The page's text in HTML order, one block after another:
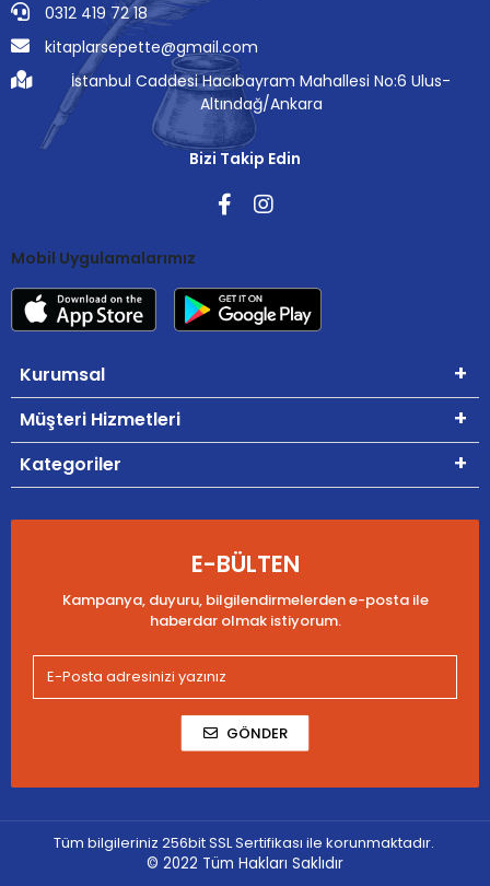
0312 419 72 18
kitaplarsepette@gmail.com
İstanbul Caddesi Hacıbayram Mahallesi No:6 Ulus-
Altındağ/Ankara
Bizi Takip Edin
Mobil Uygulamalarımız
Kurumsal
Müşteri Hizmetleri
Kategoriler
E-BÜLTEN
Kampanya, duyuru, bilgilendirmelerden e-posta ile
haberdar olmak istiyorum.
GÖNDER
Tüm bilgileriniz 256bit SSL Sertifikası ile korunmaktadır.
© 2022 Tüm Hakları Saklıdır